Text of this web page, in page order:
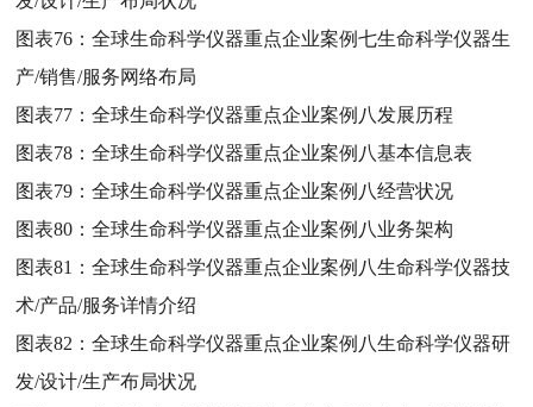
图表76：全球生命科学仪器重点企业案例七生命科学仪器生
产/销售/服务网络布局
图表77：全球生命科学仪器重点企业案例八发展历程
图表78：全球生命科学仪器重点企业案例八基本信息表
图表79：全球生命科学仪器重点企业案例八经营状况
图表80：全球生命科学仪器重点企业案例八业务架构
图表81：全球生命科学仪器重点企业案例八生命科学仪器技
术/产品/服务详情介绍
图表82：全球生命科学仪器重点企业案例八生命科学仪器研
发/设计/生产布局状况